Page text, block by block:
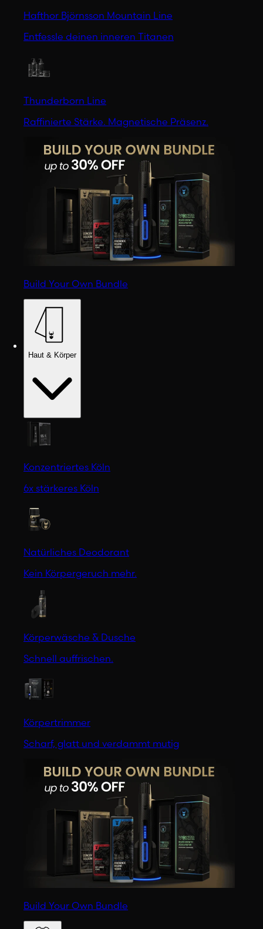
Hafthor Björnsson Mountain Line
Entfessle deinen inneren Titanen
Thunderborn Line
Raffinierte Stärke. Magnetische Präsenz.
Build Your Own Bundle
Haut & Körper
Konzentriertes Köln
6x stärkeres Köln
Natürliches Deodorant
Kein Körpergeruch mehr.
Körperwäsche & Dusche
Schnell auffrischen.
Körpertrimmer
Scharf, glatt und verdammt mutig
Build Your Own Bundle